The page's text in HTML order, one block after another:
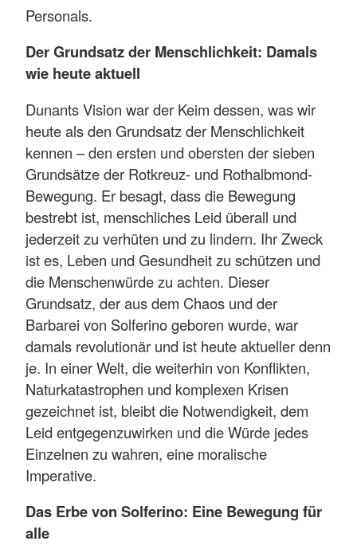
Personals.
Der Grundsatz der Menschlichkeit: Damals
wie heute aktuell
Dunants Vision war der Keim dessen, was wir
heute als den Grundsatz der Menschlichkeit
kennen – den ersten und obersten der sieben
Grundsätze der Rotkreuz- und Rothalbmond-
Bewegung. Er besagt, dass die Bewegung
bestrebt ist, menschliches Leid überall und
jederzeit zu verhüten und zu lindern. Ihr Zweck
ist es, Leben und Gesundheit zu schützen und
die Menschenwürde zu achten. Dieser
Grundsatz, der aus dem Chaos und der
Barbarei von Solferino geboren wurde, war
damals revolutionär und ist heute aktueller denn
je. In einer Welt, die weiterhin von Konflikten,
Naturkatastrophen und komplexen Krisen
gezeichnet ist, bleibt die Notwendigkeit, dem
Leid entgegenzuwirken und die Würde jedes
Einzelnen zu wahren, eine moralische
Imperative.
Das Erbe von Solferino: Eine Bewegung für
alle